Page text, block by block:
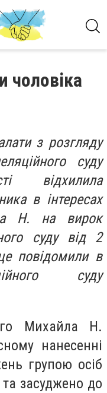
чоловіка
з розгляду
суду
відхилила
в інтересах
Н. на вирок
суду від 2
повідомили в
суду
Михайла Н.
нанесенні
групою осіб
засуджено до